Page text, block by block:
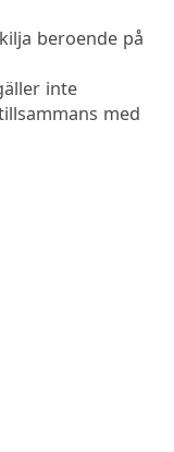
beroende på
inte
med